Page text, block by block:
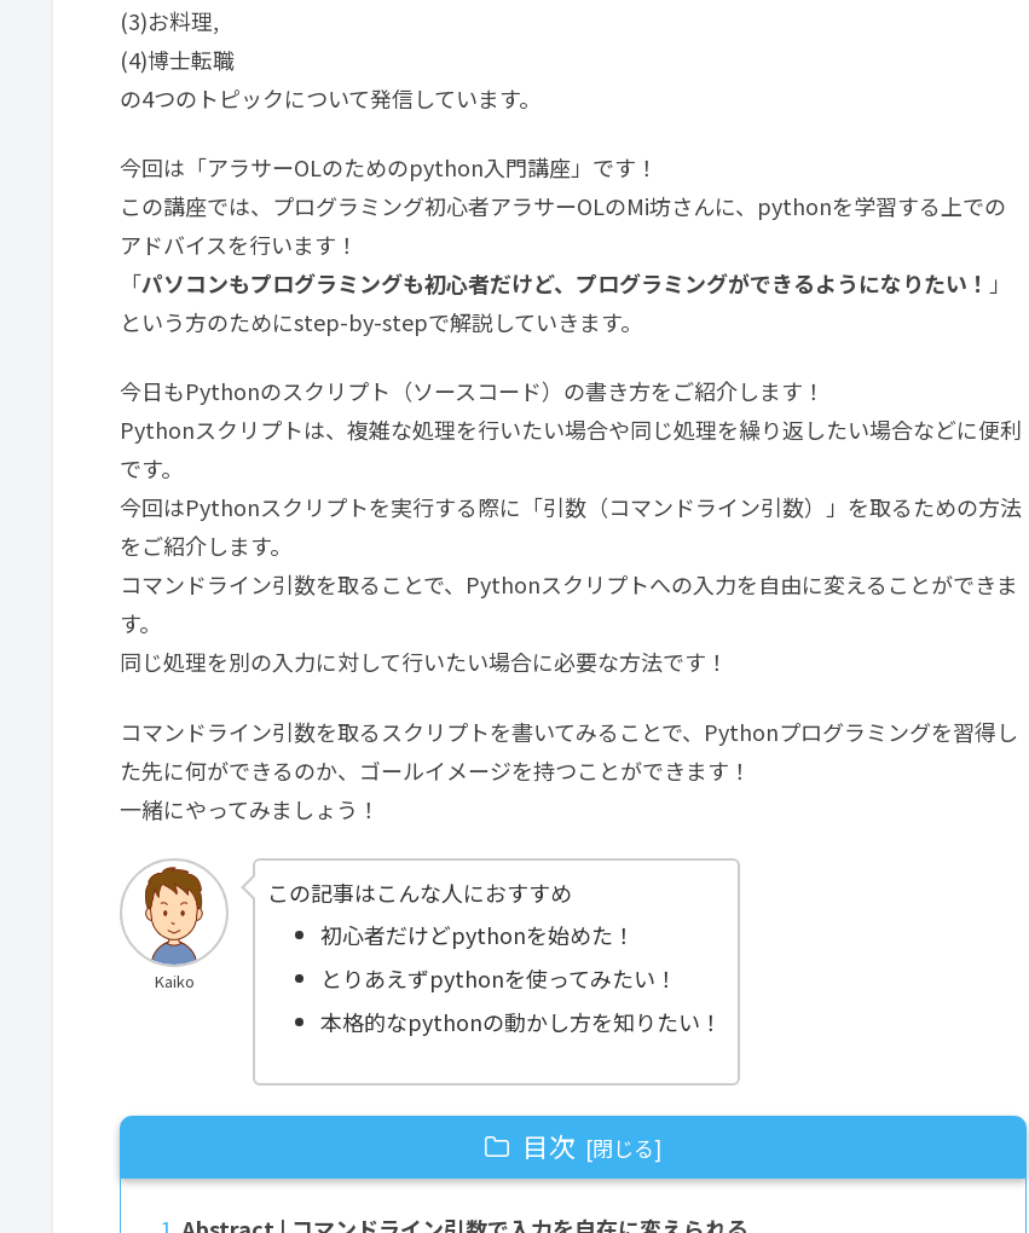
(3)お料理,
(4)博士転職
の4つのトピックについて発信しています。
今回は「アラサーOLのためのpython入門講座」です！
この講座では、プログラミング初心者アラサーOLのMi坊さんに、pythonを学習する上での
アドバイスを行います！
「パソコンもプログラミングも初心者だけど、プログラミングができるようになりたい！ 」
という方のためにstep-by-stepで解説していきます。
今日もPythonのスクリプト（ソースコード）の書き方をご紹介します！
Pythonスクリプトは、複雑な処理を行いたい場合や同じ処理を繰り返したい場合などに便利
です。
今回はPythonスクリプトを実行する際に「引数（コマンドライン引数）」を取るための方法
をご紹介します。
コマンドライン引数を取ることで、Pythonスクリプトへの入力を自由に変えることができま
す。
同じ処理を別の入力に対して行いたい場合に必要な方法です！
コマンドライン引数を取るスクリプトを書いてみることで、Pythonプログラミングを習得し
た先に何ができるのか、ゴールイメージを持つことができます！
一緒にやってみましょう！
Kaiko
この記事はこんな人におすすめ
初心者だけどpythonを始めた！
とりあえずpythonを使ってみたい！
本格的なpythonの動かし方を知りたい！
目次